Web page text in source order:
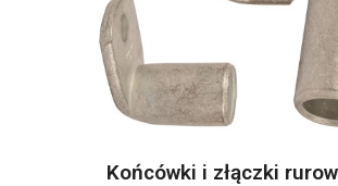
Końcówki i złączki